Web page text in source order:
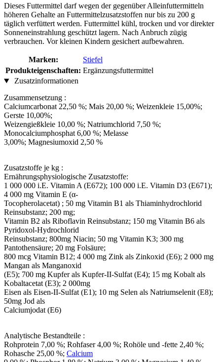
Dieses Futtermittel darf wegen der gegenüber Alleinfuttermitteln
höheren Gehalte an Futtermittelzusatzstoffen nur bis zu 200 g
täglich verfüttert werden. Futtermittel kühl, trocken und vor direkter
Sonneneinstrahlung geschützt lagern. Nach Anbruch zügig
verbrauchen. Vor kleinen Kindern gesichert aufbewahren.
Marken:
Stiefel
Produkteigenschaften: Ergänzungsfuttermittel
Zusatzinformationen
Zusammensetzung :
Calciumcarbonat 22,50 %; Mais 20,00 %; Weizenkleie 15,00%;
Gerste 10,00%;
Weizengießkleie 10,00 %; Natriumchlorid 7,50 %;
Monocalciumphosphat 6,00 %; Melasse
3,00%; Magnesiumoxid 2,50 %
Zusatzstoffe je kg :
Ernährungsphysiologische Zusatzstoffe:
1 000 000 i.E. Vitamin A (E672); 100 000 i.E. Vitamin D3 (E671);
4 000 mg Vitamin E (α-
Tocopherolacetat) ; 50 mg Vitamin B1 als Thiaminhydrochlorid
Reinsubstanz; 200 mg;
Vitamin B2 als Riboflavin Reinsubstanz; 150 mg Vitamin B6 als
Pyridoxol-Hydrochlorid
Reinsubstanz; 800mg Niacin; 50 mg Vitamin K3; 300 mg
Pantothensäure; 20 mg Folsäure;
800 mcg Vitamin B12; 4 000 mg Zink als Zinkoxid (E6); 2 000 mg
Mangan als Manganoxid
(E5); 700 mg Kupfer als Kupfer-II-Sulfat (E4); 15 mg Kobalt als
Kobaltacetat (E3); 2 000mg
Eisen als Eisen-II-Sulfat (E1); 10 mg Selen als Natriumselenit (E8);
50mg Jod als
Calciumjodat (E6)
Analytische Bestandteile :
Rohprotein 7,00 %; Rohfaser 4,00 %; Rohöle und -fette 2,40 %;
Rohasche 25,00 %; Calcium